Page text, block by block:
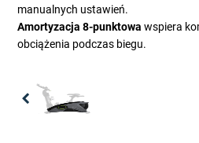
manualnych ustawień.
Amortyzacja 8-punktowa wspiera
obciążenia podczas biegu.